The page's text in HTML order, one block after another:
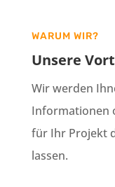
WARUM WIR?
Unsere
Wir werden
Informationen
für Ihr Projekt
lassen.